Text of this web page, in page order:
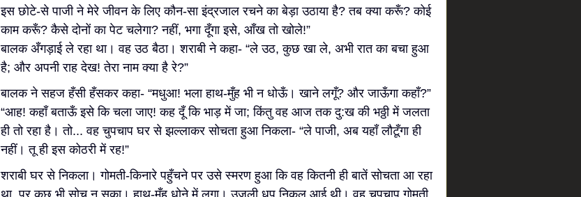
इस छोटे-से पाजी ने मेरे जीवन के लिए कौन-सा इंद्रजाल रचने का बेड़ा उठाया है? तब क्या करूँ? कोई
काम करूँ? कैसे दोनों का पेट चलेगा? नहीं, भगा दूँगा इसे, आँख तो खोले!”
बालक अँगड़ाई ले रहा था। वह उठ बैठा। शराबी ने कहा- “ले उठ, कुछ खा ले, अभी रात का बचा हुआ
है; और अपनी राह देख! तेरा नाम क्या है रे?”
बालक ने सहज हँसी हँसकर कहा- “मधुआ! भला हाथ-मुँह भी न धोऊँ। खाने लगूँ? और जाऊँगा कहाँ?”
“आह! कहाँ बताऊँ इसे कि चला जाए! कह दूँ कि भाड़ में जा; किंतु वह आज तक दु:ख की भठ्ठी में जलता
ही तो रहा है। तो... वह चुपचाप घर से झल्लाकर सोचता हुआ निकला- “ले पाजी, अब यहाँ लौटूँगा ही
नहीं। तू ही इस कोठरी में रह!”
शराबी घर से निकला। गोमती-किनारे पहुँचने पर उसे स्मरण हुआ कि वह कितनी ही बातें सोचता आ रहा
था, पर कुछ भी सोच न सका। हाथ-मुँह धोने में लगा। उजली धूप निकल आई थी। वह चुपचाप गोमती